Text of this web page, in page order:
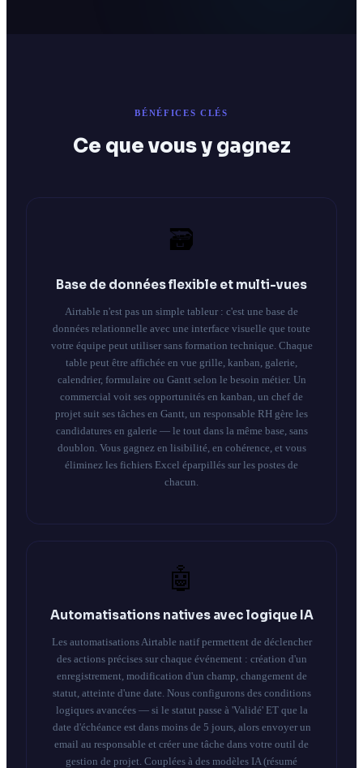
BÉNÉFICES CLÉS
Ce que vous y gagnez
🗃️
Base de données flexible et multi-vues
Airtable n'est pas un simple tableur : c'est une base de
données relationnelle avec une interface visuelle que toute
votre équipe peut utiliser sans formation technique. Chaque
table peut être affichée en vue grille, kanban, galerie,
calendrier, formulaire ou Gantt selon le besoin métier. Un
commercial voit ses opportunités en kanban, un chef de
projet suit ses tâches en Gantt, un responsable RH gère les
candidatures en galerie — le tout dans la même base, sans
doublon. Vous gagnez en lisibilité, en cohérence, et vous
éliminez les fichiers Excel éparpillés sur les postes de
chacun.
🤖
Automatisations natives avec logique IA
Les automatisations Airtable natif permettent de déclencher
des actions précises sur chaque événement : création d'un
enregistrement, modification d'un champ, changement de
statut, atteinte d'une date. Nous configurons des conditions
logiques avancées — si le statut passe à 'Validé' ET que la
date d'échéance est dans moins de 5 jours, alors envoyer un
email au responsable et créer une tâche dans votre outil de
gestion de projet. Couplées à des modèles IA (résumé